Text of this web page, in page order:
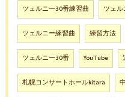
ツェルニー30番練習曲 ツェル
ツェルニー練習曲 練習方法
ツェルニー30番 You Tube
札幌コンサートホールkitara